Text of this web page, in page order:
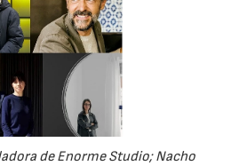
de Enorme Studio; Nacho